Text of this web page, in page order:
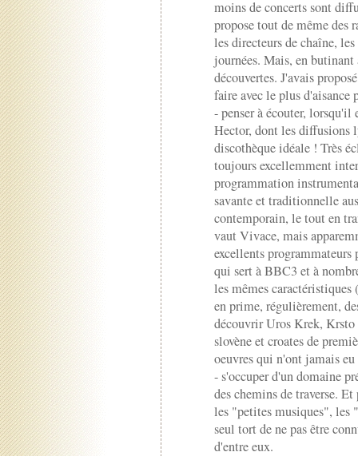
moins de concerts sont
propose tout de même des
les directeurs de chaîne,
journées. Mais, en
découvertes. J'avais
faire avec le plus d'aisance
- penser à écouter, lorsqu'il
Hector, dont les diffusions
discothèque idéale ! Très
toujours excellemment
programmation
savante et traditionnelle
contemporain, le tout en
vaut Vivace, mais
excellents
qui sert à BBC3 et à
les mêmes
en prime, régulièrement,
découvrir Uros Krek, Krsto
slovène et croates de
oeuvres qui n'ont jamais
- s'occuper d'un domaine
des chemins de traverse.
les "petites musiques", les
seul tort de ne pas être
d'entre eux.